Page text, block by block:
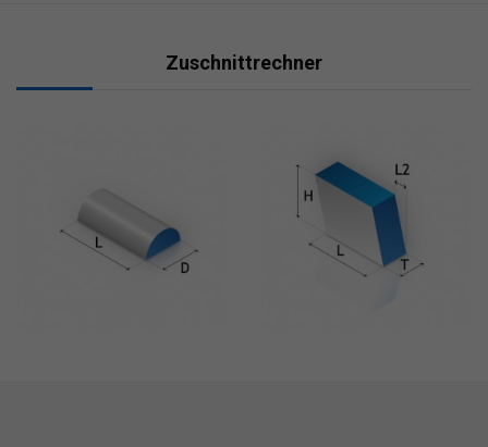
Zuschnittrechner